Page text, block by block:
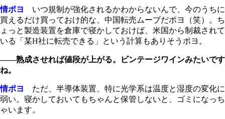
情ポヨ
いつ規制が強化されるかわからないんで、今のうちに
買えるだけ買っておけ的な、中国転売ムーブだポヨ（笑）。ち
ょっと製造装置を倉庫で寝かしておけば、米国から制裁されて
いる「某H社に転売できる」という計算もありそうポヨ。
――熟成させれば値段が上がる。ビンテージワインみたいです
ね。
情ポヨ
ただ、半導体装置、特に光学系は温度と湿度の変化に
弱い。寝かしておいてもちゃんと保管しないと、ゴミになっち
ゃいます。